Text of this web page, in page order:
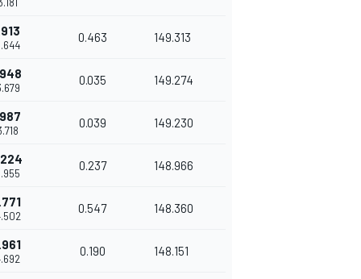
0.463 149.313
0.035 149.274
0.039 149.230
0.237 148.966
0.547 148.360
0.190 148.151